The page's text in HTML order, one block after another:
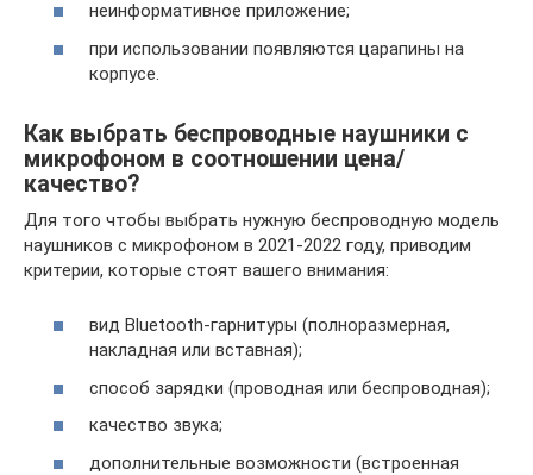
неинформативное приложение;
при использовании появляются царапины на
корпусе.
Как выбрать беспроводные наушники с
микрофоном в соотношении цена/
качество?
Для того чтобы выбрать нужную беспроводную модель
наушников с микрофоном в 2021-2022 году, приводим
критерии, которые стоят вашего внимания:
вид Bluetooth-гарнитуры (полноразмерная,
накладная или вставная);
способ зарядки (проводная или беспроводная);
качество звука;
дополнительные возможности (встроенная